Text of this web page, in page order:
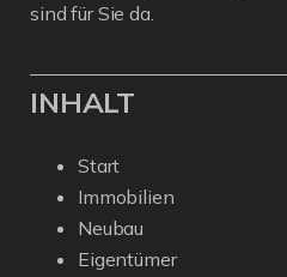
sind für Sie da.
INHALT
Start
Immobilien
Neubau
Eigentümer